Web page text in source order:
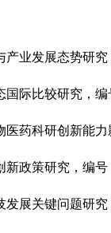
产业发展态势研
国际比较研究，
医药科研创新能
新政策研究，编
发展关键问题研